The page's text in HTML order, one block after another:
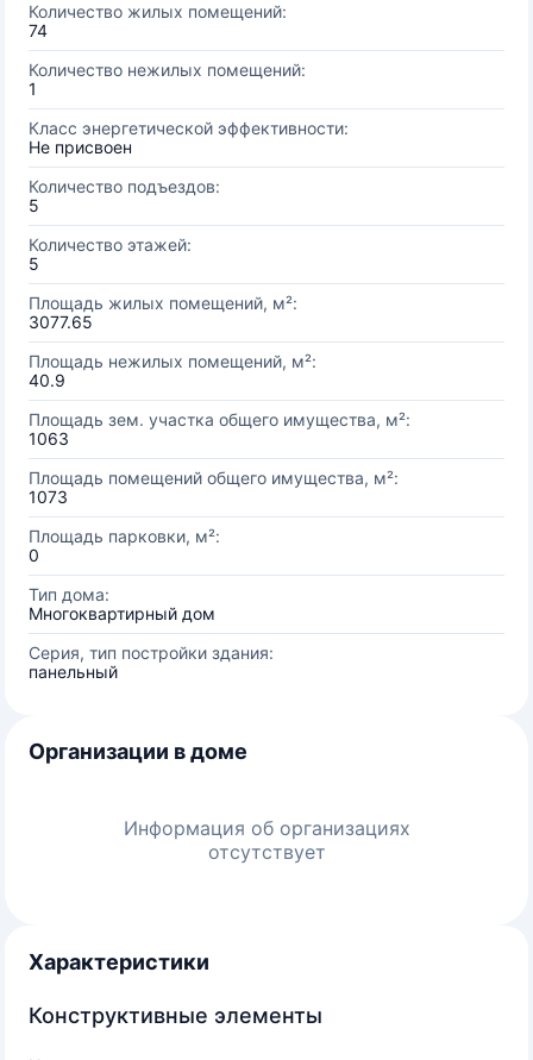
Количество жилых помещений:
74
Количество нежилых помещений:
1
Класс энергетической эффективности:
Не присвоен
Количество подъездов:
5
Количество этажей:
5
Площадь жилых помещений, м²:
3077.65
Площадь нежилых помещений, м²:
40.9
Площадь зем. участка общего имущества, м²:
1063
Площадь помещений общего имущества, м²:
1073
Площадь парковки, м²:
0
Тип дома:
Многоквартирный дом
Серия, тип постройки здания:
панельный
Организации в доме
Информация об организациях
отсутствует
Характеристики
Конструктивные элементы